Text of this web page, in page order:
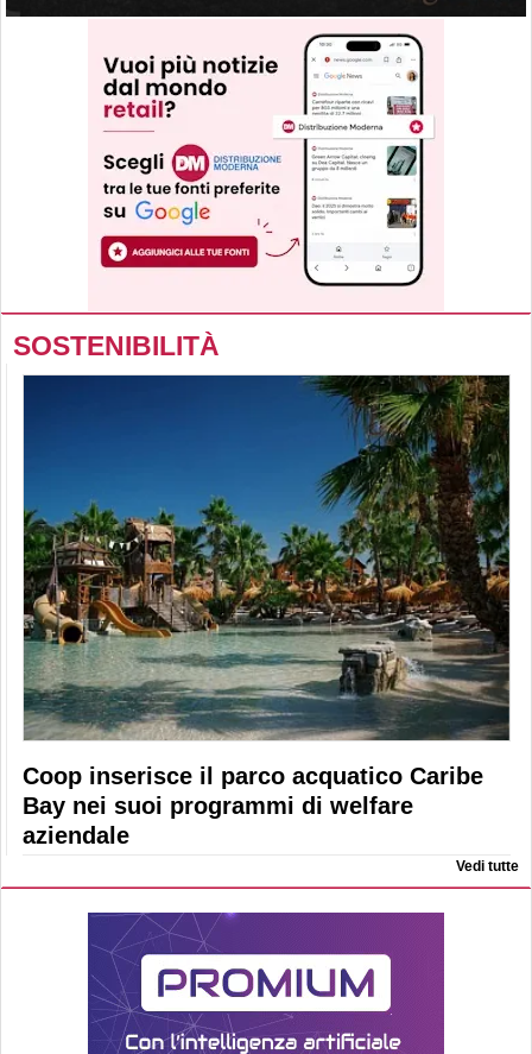
SOSTENIBILITÀ
Coop inserisce il parco acquatico Caribe
Bay nei suoi programmi di welfare
aziendale
Vedi tutte